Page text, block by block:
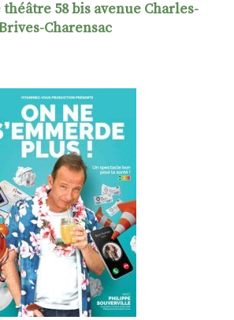
S'ABONNER
À LA NEWSLETTER
FACEBOOKINSTAGRAM
LINKEDINYOUTUBE
théâtre 58 bis avenue Charles-
Charensac